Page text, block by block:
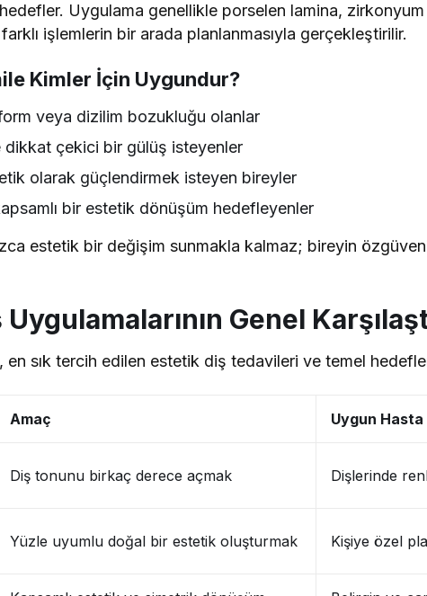
Uygulama genellikle porselen lamina,
işlemlerin bir arada planlanmasıyla gerçekleştirilir.
Kimler İçin Uygundur?
veya dizilim bozukluğu olanlar
dikkat çekici bir gülüş isteyenler
olarak güçlendirmek isteyen bireyler
bir estetik dönüşüm hedefleyenler
estetik bir değişim sunmakla kalmaz; bireyin
Genel
en sık tercih edilen estetik diş tedavileri ve temel
Amaç Uygun
Diş tonunu birkaç derece açmak Dişlerinde
Yüzle uyumlu doğal bir estetik oluşturmak Kişiye özel